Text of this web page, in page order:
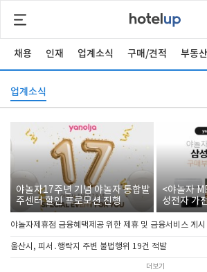
채용 인재 업계소식 구매/견적 부동산
업계소식
야놀자17주년 기념 야놀자 통합발
주센터 할인 프로모션 진행
<야놀자
성전자 가
야놀자제휴점 금융혜택제공 위한 제휴 및 금융서비스 게시
울산시, 피서․행락지 주변 불법행위 19건 적발
더보기